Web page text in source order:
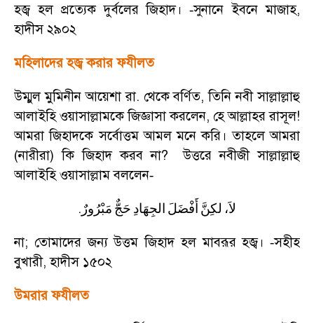
হজ্ব হল প্রত্যেক দুর্বলের জিহাদ।-সুনানে ইবনে মাজাহ,
হাদীস ২৯০২
মহিলাদের হজ্ব করার ফযীলত
উম্মুল মুমিনীন আয়েশা রা. থেকে বর্ণিত,তিনি নবী সাল্লাল্লাহু
আলাইহি ওয়াসাল্লামকে জিজ্ঞাসা করলেন, হে আল্লাহর রাসূল!
আমরা জিহাদকে সর্বোত্তম আমল মনে করি। তাহলে আমরা
(নারীরা) কি জিহাদ করব না?উত্তরে নবীজী সাল্লাল্লাহু
আলাইহি ওয়াসাল্লাম বললেন-
لاَ، لكِنَّ أَفْضَلَ الجِهَادِ حَجٌّ مَبْرُورٌ .
না; তোমাদের জন্য উত্তম জিহাদ হল মাবরূর হজ্ব। -সহীহ
বুখারী,হাদীস ১৫০২
উমরার ফযীলত